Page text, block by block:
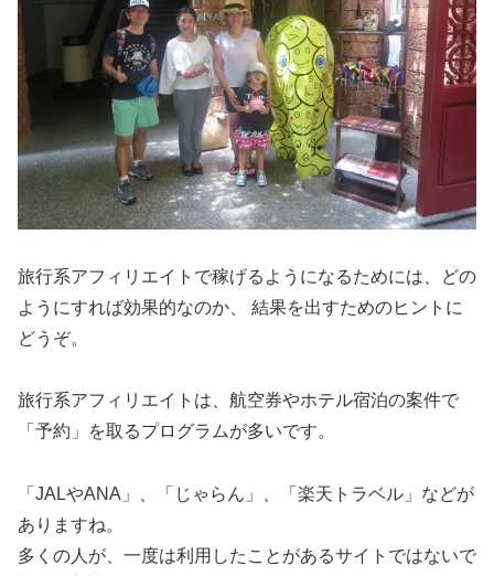
旅行系アフィリエイトで稼げるようになるためには、どの
ようにすれば効果的なのか、 結果を出すためのヒントに
どうぞ。
旅行系アフィリエイトは、航空券やホテル宿泊の案件で
「予約」を取るプログラムが多いです。
「JALやANA」、「じゃらん」、「楽天トラベル」などが
ありますね。
多くの人が、一度は利用したことがあるサイトではないで